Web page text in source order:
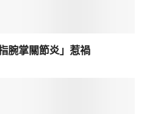
腕掌關節炎」惹禍